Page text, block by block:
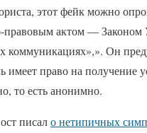
этот фейк можно
правовым актом —
коммуникациях»,». Он
имеет право на получение
то есть анонимно.
писало нетипичных